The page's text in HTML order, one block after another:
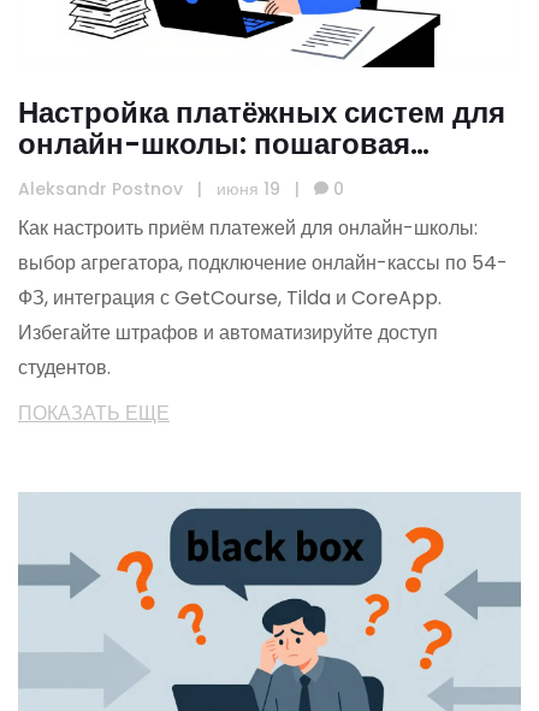
Настройка платёжных систем для
онлайн-школы: пошаговая
инструкция
Aleksandr Postnov | июня 19 | 0
Как настроить приём платежей для онлайн-школы:
выбор агрегатора, подключение онлайн-кассы по 54-
ФЗ, интеграция с GetCourse, Tilda и CoreApp.
Избегайте штрафов и автоматизируйте доступ
студентов.
ПОКАЗАТЬ ЕЩЕ